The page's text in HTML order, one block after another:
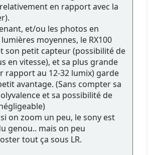
en rapport avec la
et/ou les photos en
moyennes, le RX100
son petit capteur (possibilité de
en vitesse), et sa plus grande
rapport au 12-32 lumix) garde
avantage. (Sans compter sa
et sa possibilité de
on zoom un peu, le sony est
genou.. mais on peu
tout ça sous LR.